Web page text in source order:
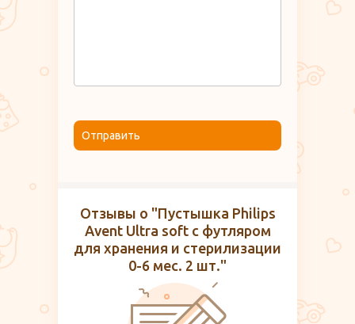
Отправить
Отзывы о "Пустышка Philips
Avent Ultra soft с футляром
для хранения и стерилизации
0-6 мес. 2 шт."